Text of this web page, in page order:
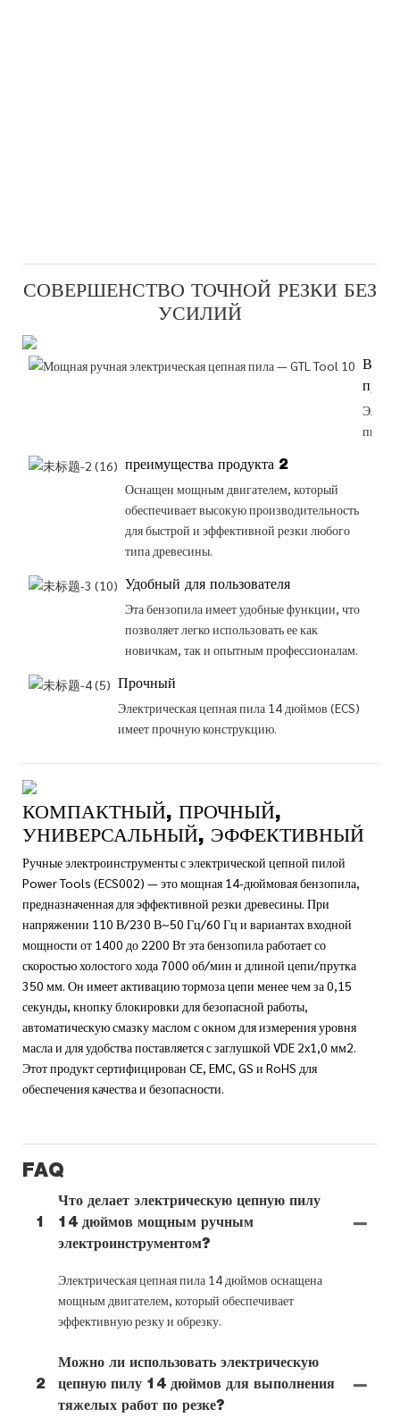
СОВЕРШЕНСТВО ТОЧНОЙ РЕЗКИ БЕЗ
УСИЛИЙ
пила
преимущества продукта 2
Оснащен мощным двигателем, который
обеспечивает высокую производительность
для быстрой и эффективной резки любого
типа древесины.
Удобный для пользователя
Эта бензопила имеет удобные функции, что
позволяет легко использовать ее как
новичкам, так и опытным профессионалам.
Прочный
Электрическая цепная пила 14 дюймов (ECS)
имеет прочную конструкцию.
КОМПАКТНЫЙ, ПРОЧНЫЙ,
УНИВЕРСАЛЬНЫЙ, ЭФФЕКТИВНЫЙ
Ручные электроинструменты с электрической цепной пилой
Power Tools (ECS002) — это мощная 14-дюймовая бензопила,
предназначенная для эффективной резки древесины. При
напряжении 110 В/230 В~50 Гц/60 Гц и вариантах входной
мощности от 1400 до 2200 Вт эта бензопила работает со
скоростью холостого хода 7000 об/мин и длиной цепи/прутка
350 мм. Он имеет активацию тормоза цепи менее чем за 0,15
секунды, кнопку блокировки для безопасной работы,
автоматическую смазку маслом с окном для измерения уровня
масла и для удобства поставляется с заглушкой VDE 2x1,0 мм2.
Этот продукт сертифицирован CE, EMC, GS и RoHS для
обеспечения качества и безопасности.
FAQ
1
Что делает электрическую цепную пилу
14 дюймов мощным ручным
электроинструментом?
Электрическая цепная пила 14 дюймов оснащена
мощным двигателем, который обеспечивает
эффективную резку и обрезку.
2
Можно ли использовать электрическую
цепную пилу 14 дюймов для выполнения
тяжелых работ по резке?